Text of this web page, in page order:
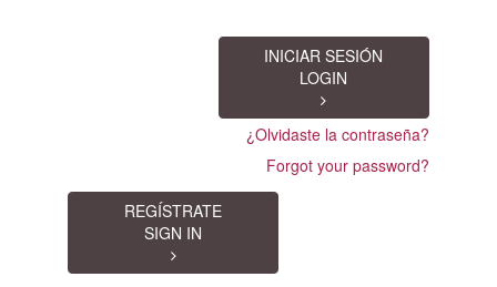
INICIAR SESIÓN
LOGIN
¿Olvidaste la contraseña?
Forgot your password?
REGÍSTRATE
SIGN IN